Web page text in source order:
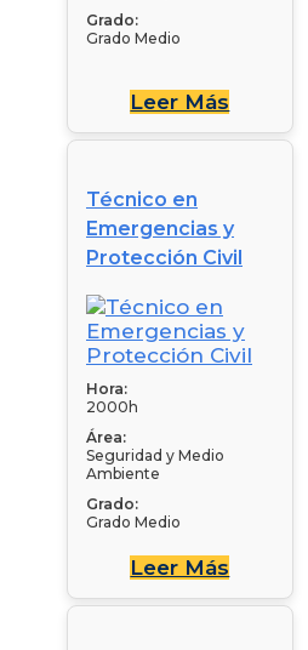
Grado:
Grado Medio
Leer Más
Técnico en
Emergencias y
Protección Civil
Hora:
2000h
Área:
Seguridad y Medio
Ambiente
Grado:
Grado Medio
Leer Más